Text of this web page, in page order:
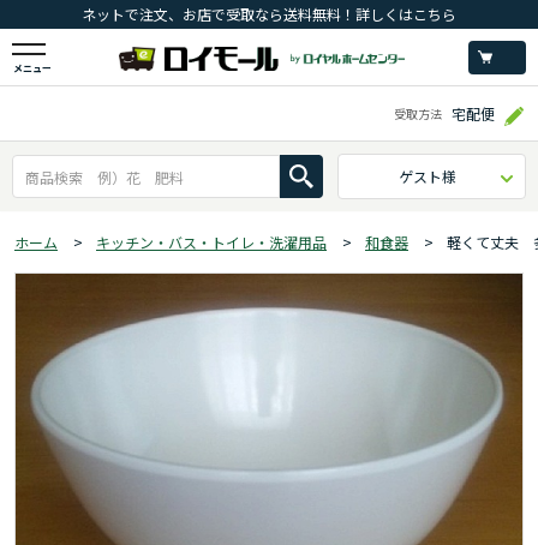
ネットで注文、お店で受取なら送料無料！詳しくはこちら
メニュー
受取方法 宅配便
ゲスト様
ホーム > キッチン・バス・トイレ・洗濯用品 > 和食器 > 軽くて丈夫